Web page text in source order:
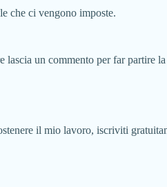
che ci vengono imposte.
un commento per far partire
il mio lavoro, iscriviti